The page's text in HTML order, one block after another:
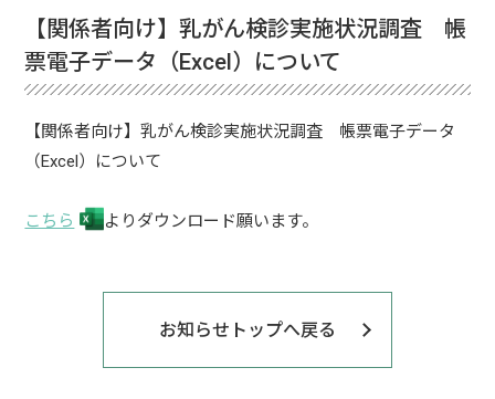
【関係者向け】乳がん検診実施状況調査 帳
票電子データ（Excel）について
【関係者向け】乳がん検診実施状況調査 帳票電子データ
（Excel）について
こちら よりダウンロード願います。
お知らせトップへ戻る